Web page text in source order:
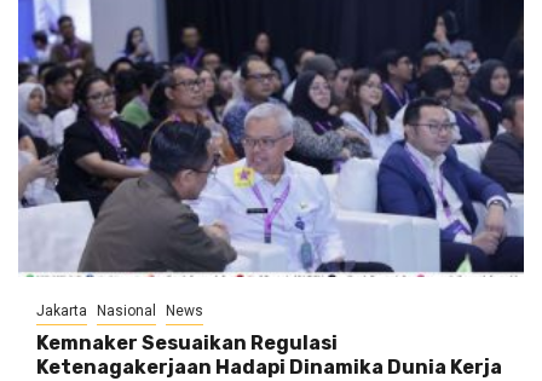
Jakarta Nasional News
Kemnaker Sesuaikan Regulasi
Ketenagakerjaan Hadapi Dinamika Dunia Kerja